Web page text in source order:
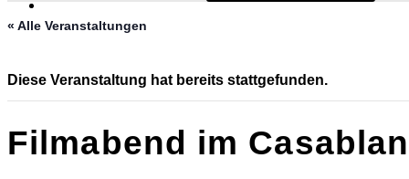
« Alle Veranstaltungen
Diese Veranstaltung hat bereits stattgefunden.
Filmabend im